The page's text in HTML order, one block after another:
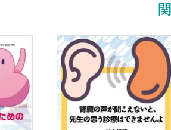
agonists Wilms' tumor 1（WT1
ス（ER stress）の意義
小胞体ストレスと細胞障害
胞体ストレス-dark side